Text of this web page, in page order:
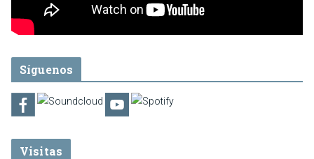
Síguenos
Visitas